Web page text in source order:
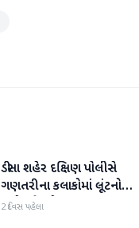
બનાસકાંઠા
ડીસા શહેર દક્ષિણ પોલીસે
ગણતરીના કલાકોમાં લૂંટનો
ગુનો ઉકેલ્યો
2 દિવસ પહેલા